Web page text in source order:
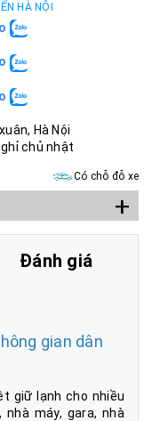
HÀ NỘI
Hà Nội
chủ nhật
Có chỗ đỗ xe
+
Đánh giá
gian dân
giữ lạnh cho nhiều
máy, gara, nhà